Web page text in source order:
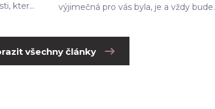
kter...
výjimečná pro vás byla, je a vždy bude.
všechny články